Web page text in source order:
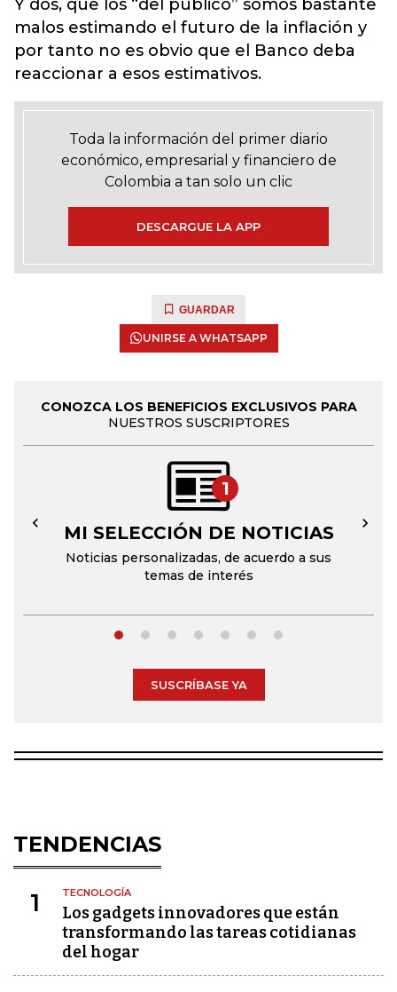
Y dos, que los “del público” somos bastante
malos estimando el futuro de la inflación y
por tanto no es obvio que el Banco deba
reaccionar a esos estimativos.
Toda la información del primer diario
económico, empresarial y financiero de
Colombia a tan solo un clic
DESCARGUE LA APP
GUARDAR
UNIRSE A WHATSAPP
CONOZCA LOS BENEFICIOS EXCLUSIVOS PARA
NUESTROS SUSCRIPTORES
1
MI SELECCIÓN DE NOTICIAS
Noticias personalizadas, de acuerdo a sus
temas de interés
← →
SUSCRÍBASE YA
TENDENCIAS
1 TECNOLOGÍA
Los gadgets innovadores que están
transformando las tareas cotidianas
del hogar